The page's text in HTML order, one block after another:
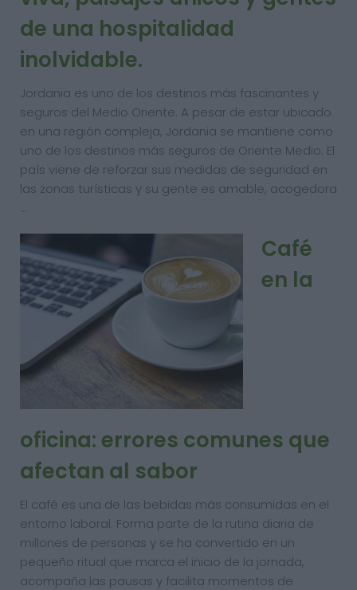
de una hospitalidad
inolvidable.
Jordania es uno de los destinos más fascinantes y
seguros del Medio Oriente. A pesar de estar ubicado
en una región compleja, Jordania se mantiene como
uno de los destinos más seguros de Oriente Medio. El
país viene de reforzar sus medidas de seguridad en
las zonas turísticas y su gente es amable, acogedora
…
Café
en la
oficina: errores comunes que
afectan al sabor
El café es una de las bebidas más consumidas en el
entorno laboral. Forma parte de la rutina diaria de
millones de personas y se ha convertido en un
pequeño ritual que marca el inicio de la jornada,
acompaña las pausas y facilita momentos de